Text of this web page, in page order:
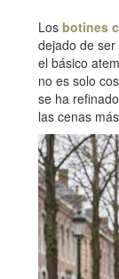
Losbotines
dejado de
el básico
no es solo
se ha
las cenas